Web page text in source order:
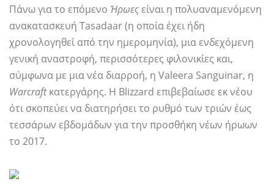
Πάνω για το επόμενο Ήρωεςείναι η πολυαναμενόμενη
ανακατασκευή Tasadaar (η οποία έχει ήδη
χρονολογηθεί από την ημερομηνία), μια ενδεχόμενη
γενική αναστροφή, περισσότερες φιλονικίες και,
σύμφωνα με μια νέα διαρροή, η Valeera Sanguinar, η
Warcraftκατεργάρης. Η Blizzard επιβεβαίωσε εκ νέου
ότι σκοπεύει να διατηρήσει το ρυθμό των τριών έως
τεσσάρων εβδομάδων για την προσθήκη νέων ήρωων
το 2017.